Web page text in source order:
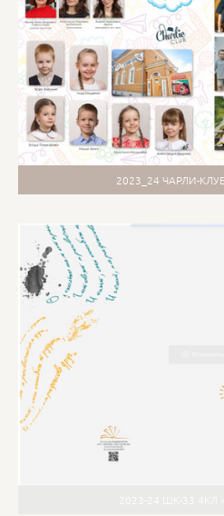
2023_24 ЧАРЛИ-